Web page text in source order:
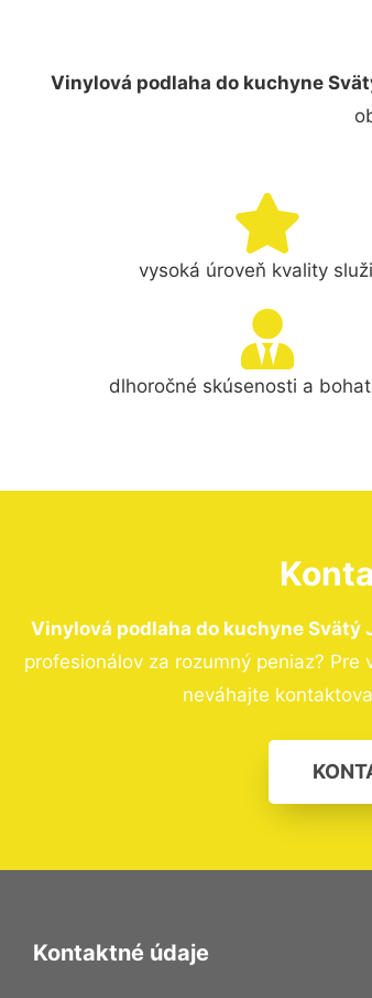
Vinylová podlaha do kuchyne
vysoká úroveň kvality
dlhoročné skúsenosti a
Vinylová podlaha do kuchyne Svätý
profesionálov za rozumný peniaz?
neváhajte
Kontaktné údaje